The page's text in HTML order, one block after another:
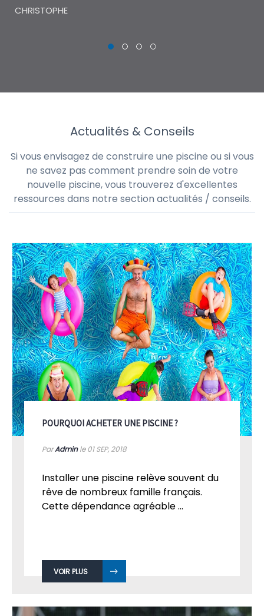
CHRISTOPHE
Actualités & Conseils
Si vous envisagez de construire une piscine ou si vous
ne savez pas comment prendre soin de votre
nouvelle piscine, vous trouverez d'excellentes
ressources dans notre section actualités / conseils.
POURQUOI ACHETER UNE PISCINE ?
ParAdminle 01SEP, 2018
Installer une piscine relève souvent du
rêve de nombreux famille français.
Cette dépendance agréable ...
VOIR PLUS